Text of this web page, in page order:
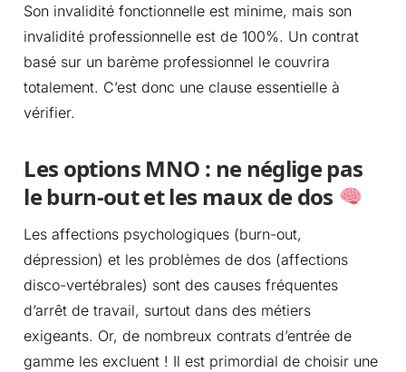
Son invalidité fonctionnelle est minime, mais son
invalidité professionnelle est de 100%. Un contrat
basé sur un barème professionnel le couvrira
totalement. C’est donc une clause essentielle à
vérifier.
Les options MNO : ne néglige pas
le burn-out et les maux de dos
Les affections psychologiques (burn-out,
dépression) et les problèmes de dos (affections
disco-vertébrales) sont des causes fréquentes
d’arrêt de travail, surtout dans des métiers
exigeants. Or, de nombreux contrats d’entrée de
gamme les excluent ! Il est primordial de choisir une